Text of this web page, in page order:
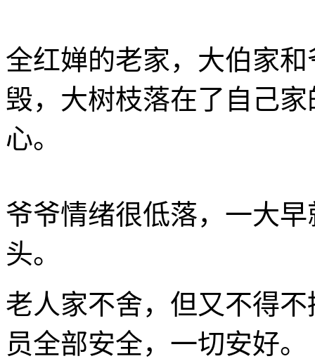
全红婵的老家，大伯家
毁，大树枝落在了自己
心。
爷爷情绪很低落，一大
头。
老人家不舍，但又不得
员全部安全，一切安好。